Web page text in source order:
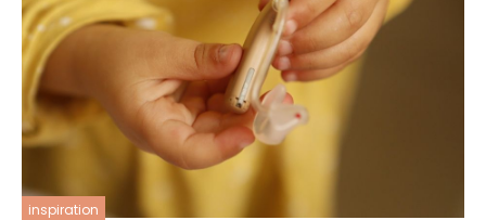
inspiration